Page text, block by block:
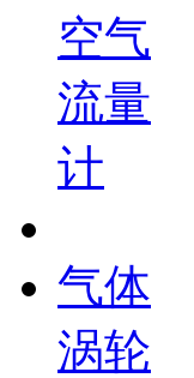
空气
流量
计
气体
涡轮